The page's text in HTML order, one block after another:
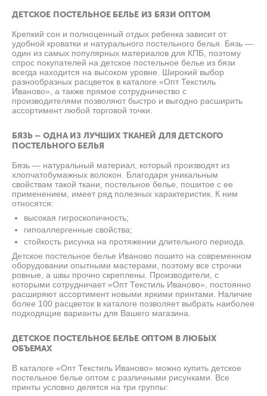
ДЕТСКОЕ ПОСТЕЛЬНОЕ БЕЛЬЕ ИЗ БЯЗИ ОПТОМ
Крепкий сон и полноценный отдых ребенка зависит от
удобной кроватки и натурального постельного белья. Бязь —
один из самых популярных материалов для КПБ, поэтому
спрос покупателей на детское постельное белье из бязи
всегда находится на высоком уровне. Широкий выбор
разнообразных расцветок в каталоге «Опт Текстиль
Иваново», а также прямое сотрудничество с
производителями позволяют быстро и выгодно расширить
ассортимент любой торговой точки.
БЯЗЬ – ОДНА ИЗ ЛУЧШИХ ТКАНЕЙ ДЛЯ ДЕТСКОГО
ПОСТЕЛЬНОГО БЕЛЬЯ
Бязь — натуральный материал, который производят из
хлопчатобумажных волокон. Благодаря уникальным
свойствам такой ткани, постельное белье, пошитое с ее
применением, имеет ряд полезных характеристик. К ним
относятся:
высокая гигроскопичность;
гипоаллергенные свойства;
стойкость рисунка на протяжении длительного периода.
Детское постельное белье Иваново пошито на современном
оборудовании опытными мастерами, поэтому все строчки
ровные, а швы прочно скреплены. Производители, с
которыми сотрудничает «Опт Текстиль Иваново», постоянно
расширяют ассортимент новыми яркими принтами. Наличие
более 100 расцветок в каталоге позволяет выбрать наиболее
подходящие варианты для Вашего магазина.
ДЕТСКОЕ ПОСТЕЛЬНОЕ БЕЛЬЕ ОПТОМ В ЛЮБЫХ
ОБЪЕМАХ
В каталоге «Опт Текстиль Иваново» можно купить детское
постельное белье оптом с различными рисунками. Все
принты условно делятся на три группы: